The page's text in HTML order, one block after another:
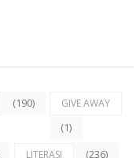
(190) GIVE AWAY
(1)
LITERASI (236)